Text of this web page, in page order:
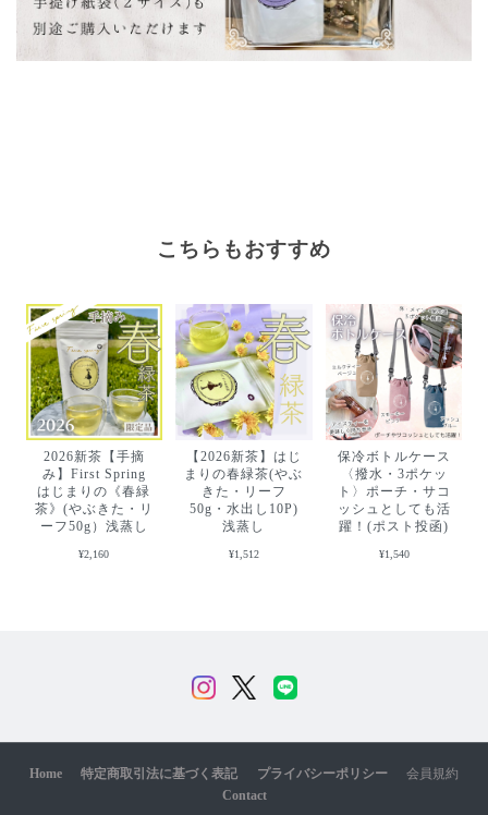
こちらもおすすめ
2026新茶【手摘
み】First Spring
はじまりの《春緑
茶》(やぶきた・リ
ーフ50g）浅蒸し
¥2,160
【2026新茶】はじ
まりの春緑茶(やぶ
きた・リーフ
50g・水出し10P)
浅蒸し
¥1,512
保冷ボトルケース
〈撥水・3ポケッ
ト〉ポーチ・サコ
ッシュとしても活
躍！(ポスト投函)
¥1,540
Home 特定商取引法に基づく表記 プライバシーポリシー
会員規約
Contact